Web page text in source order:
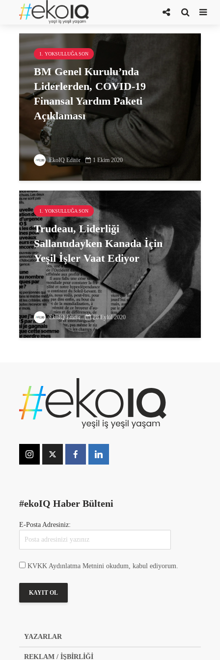
Justin Trudeau
1. YOKSULLUĞA SON
BM Genel Kurulu’nda
Liderlerden, COVID-19
Finansal Yardım Paketi
Açıklaması
EkoIQ Editör 1 Ekim 2020
1. YOKSULLUĞA SON
Trudeau, Liderliği
Sallantıdayken Kanada İçin
Yeşil İşler Vaat Ediyor
EkoIQ Editör 28 Eylül 2020
#ekoIQ Haber Bülteni
E-Posta Adresiniz:
KVKK Aydınlatma Metnini okudum, kabul ediyorum.
YAZARLAR
REKLAM / İŞBİRLİĞİ